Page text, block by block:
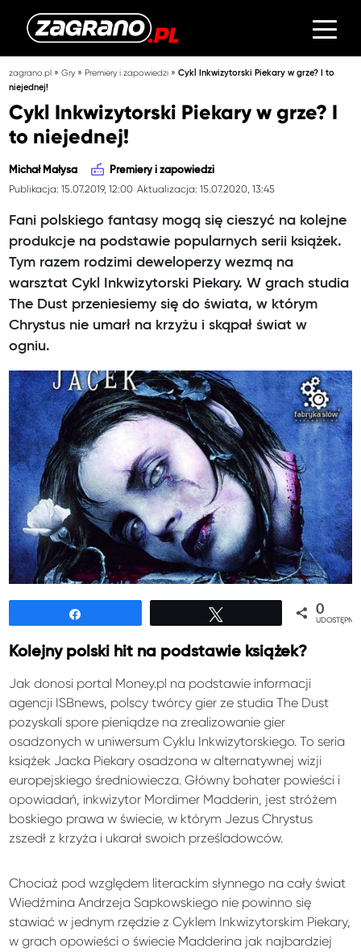
zagrano.pl »Gry» Premiery i zapowiedzi »Cykl Inkwizytorski Piekary w grze? I to
niejednej!
Cykl Inkwizytorski Piekary w grze? I
to niejednej!
Michał Małysa Premiery i zapowiedzi
Publikacja: 15.07.2019, 12:00 Aktualizacja: 15.07.2020, 13:45
Fani polskiego fantasy mogą się cieszyć na kolejne
produkcje na podstawie popularnych serii książek.
Tym razem rodzimi deweloperzy wezmą na
warsztat Cykl Inkwizytorski Piekary. W grach studia
The Dust przeniesiemy się do świata, w którym
Chrystus nie umarł na krzyżu i skąpał świat w
ogniu.
0
Kolejny polski hit na podstawie książek?
Jak donosi portal Money.pl na podstawie informacji
agencji ISBnews, polscy twórcy gier ze studia The Dust
pozyskali spore pieniądze na zrealizowanie gier
osadzonych w uniwersum Cyklu Inkwizytorskiego. To seria
książek Jacka Piekary osadzona w alternatywnej wizji
europejskiego średniowiecza. Główny bohater powieści i
opowiadań, inkwizytor Mordimer Madderin, jest stróżem
boskiego prawa w świecie, w którym Jezus Chrystus
zszedł z krzyża i ukarał swoich prześladowców.
Chociaż pod względem literackim słynnego na cały świat
Wiedźmina Andrzeja Sapkowskiego nie powinno się
stawiać w jednym rzędzie z Cyklem Inkwizytorskim Piekary,
w grach opowieści o świecie Madderina jak najbardziej